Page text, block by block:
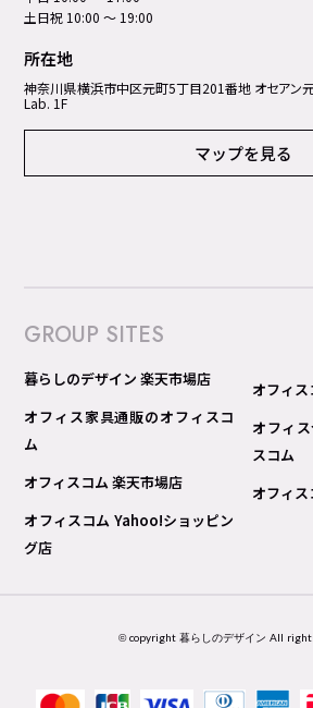
土日祝 10:00 ～ 19:00
所在地
神奈川県横浜市中区元町5丁⽬201番地 オセアン
Lab. 1F
マップを見る
GROUP SITES
暮らしのデザイン 楽天市場店
オフィス家具通販のオフィスコ
ム
オフィスコム 楽天市場店
オフィスコム Yahoo!ショッピン
グ店
オフィ
オフィ
スコム
オフィ
© copyright 暮らしのデザイン All